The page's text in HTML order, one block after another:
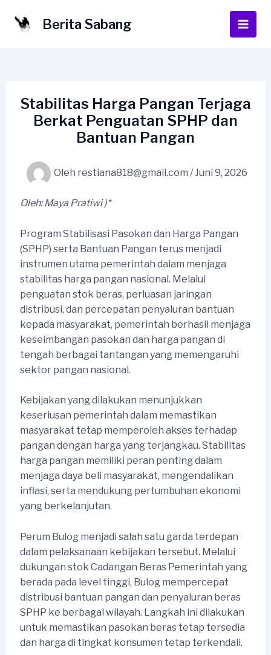
Berita Sabang
Main
Stabilitas Harga Pangan Terjaga
Berkat Penguatan SPHP dan
Bantuan Pangan
Oleh restiana818@gmail.com /Juni 9, 2026
Oleh:Maya Pratiwi )*
Program Stabilisasi Pasokan dan Harga Pangan
(SPHP) serta Bantuan Pangan terus menjadi
instrumen utama pemerintah dalam menjaga
stabilitas harga pangan nasional. Melalui
penguatan stok beras, perluasan jaringan
distribusi, dan percepatan penyaluran bantuan
kepada masyarakat, pemerintah berhasil menjaga
keseimbangan pasokan dan harga pangan di
tengah berbagai tantangan yang memengaruhi
sektor pangan nasional.
Kebijakan yang dilakukan menunjukkan
keseriusan pemerintah dalam memastikan
masyarakat tetap memperoleh akses terhadap
pangan dengan harga yang terjangkau. Stabilitas
harga pangan memiliki peran penting dalam
menjaga daya beli masyarakat, mengendalikan
inflasi, serta mendukung pertumbuhan ekonomi
yang berkelanjutan.
Perum Bulog menjadi salah satu garda terdepan
dalam pelaksanaan kebijakan tersebut. Melalui
dukungan stok Cadangan Beras Pemerintah yang
berada pada level tinggi, Bulog mempercepat
distribusi bantuan pangan dan penyaluran beras
SPHP ke berbagai wilayah. Langkah ini dilakukan
untuk memastikan pasokan beras tetap tersedia
dan harga di tingkat konsumen tetap terkendali.